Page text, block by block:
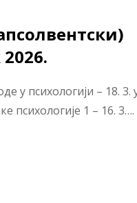
у психологији – 18. 3.
психологије 1 – 16. 3….